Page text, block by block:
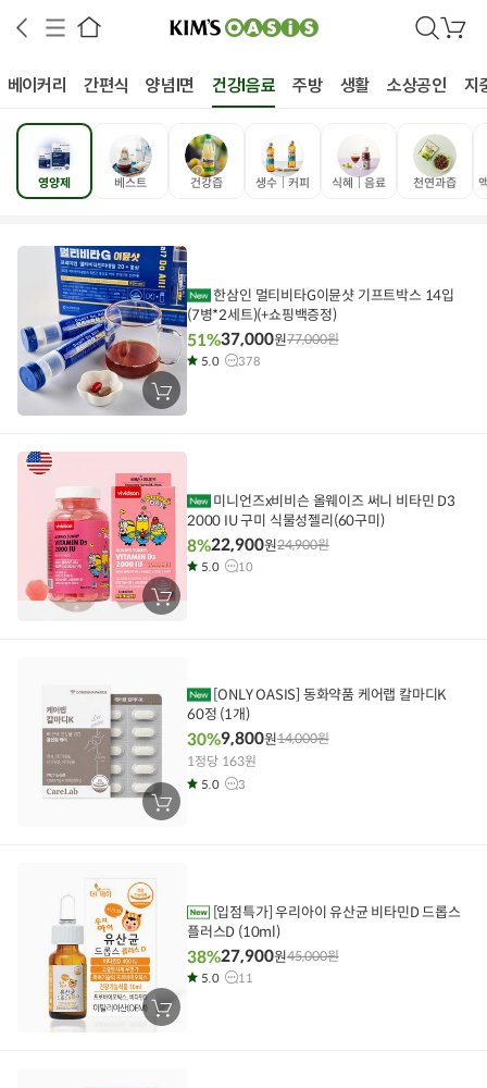
구
니
베이커리 간편식 양념I면 건강I음료 주방 생활 소상공인 지
베스트 건강즙 생수│커피 식혜│음료
영양제 천연과즙
장
바
에
기
한삼인 멀티비타G이뮨샷 기프트박스 14입
(7병*2세트)(+쇼핑백증정)
51%37,000원77,000원
5.0 378
장
바
미니언즈x비비슨 올웨이즈 써니 비타민 D3
2000 IU 구미 식물성젤리(60구미)
8%22,900원24,900원
5.0 10
장
바
[ONLY OASIS] 동화약품 케어랩 칼마디K
60정 (1개)
30%9,800원14,000원
1정당 163원
5.0 3
장
바
[입점특가] 우리아이 유산균 비타민D 드롭스
플러스D (10ml)
38%27,900원45,000원
5.0 11